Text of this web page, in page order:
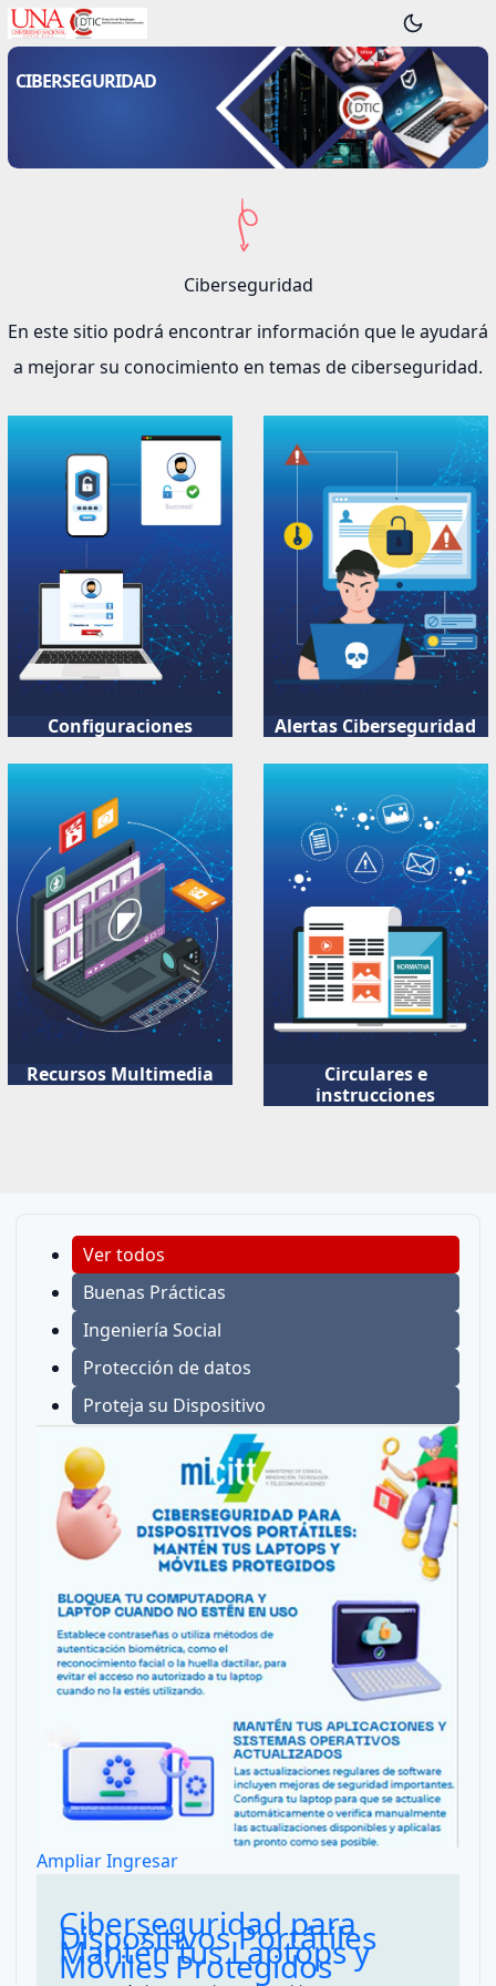
CIBERSEGURIDAD
Ciberseguridad
En este sitio podrá encontrar información que le ayudará
a mejorar su conocimiento en temas de ciberseguridad.
Configuraciones Alertas Ciberseguridad
Recursos Multimedia
Circulares e
instrucciones
Ver todos
Buenas Prácticas
Ingeniería Social
Protección de datos
Proteja su Dispositivo
AmpliarIngresar
Ciberseguridad para
Dispositivos Portátiles
Mantén tus Laptops y
Móviles Protegidos